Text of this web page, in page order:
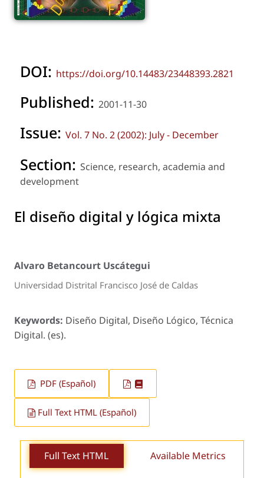
DOI: https://doi.org/10.14483/23448393.2821
Published: 2001-11-30
Issue: Vol. 7 No. 2 (2002): July - December
Section: Science, research, academia and
development
El diseño digital y lógica mixta
Alvaro Betancourt Uscátegui
Universidad Distrital Francisco José de Caldas
Keywords: Diseño Digital, Diseño Lógico, Técnica
Digital. (es).
PDF (Español)
Full Text HTML (Español)
Full Text HTML Available Metrics